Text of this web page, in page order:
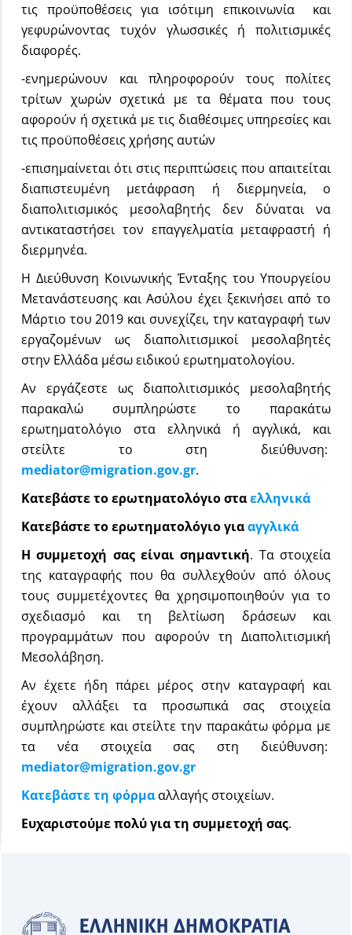
τις προϋποθέσεις για ισότιμη επικοινωνία και
γεφυρώνοντας τυχόν γλωσσικές ή πολιτισμικές
διαφορές.
-ενημερώνουν και πληροφορούν τους πολίτες
τρίτων χωρών σχετικά με τα θέματα που τους
αφορούν ή σχετικά με τις διαθέσιμες υπηρεσίες και
τις προϋποθέσεις χρήσης αυτών
-επισημαίνεται ότι στις περιπτώσεις που απαιτείται
διαπιστευμένη μετάφραση ή διερμηνεία, ο
διαπολιτισμικός μεσολαβητής δεν δύναται να
αντικαταστήσει τον επαγγελματία μεταφραστή ή
διερμηνέα.
Η Διεύθυνση Κοινωνικής Ένταξης του Υπουργείου
Μετανάστευσης και Ασύλου έχει ξεκινήσει από το
Μάρτιο του 2019 και συνεχίζει, την καταγραφή των
εργαζομένων ως διαπολιτισμικοί μεσολαβητές
στην Ελλάδα μέσω ειδικού ερωτηματολογίου.
Αν εργάζεστε ως διαπολιτισμικός μεσολαβητής
παρακαλώ συμπληρώστε το παρακάτω
ερωτηματολόγιο στα ελληνικά ή αγγλικά, και
στείλτε το στη διεύθυνση:
mediator@migration.gov.gr.
Κατεβάστε το ερωτηματολόγιο σταελληνικά
Κατεβάστε το ερωτηματολόγιο γιααγγλικά
H συμμετοχή σας είναι σημαντική. Τα στοιχεία
της καταγραφής που θα συλλεχθούν από όλους
τους συμμετέχοντες θα χρησιμοποιηθούν για το
σχεδιασμό και τη βελτίωση δράσεων και
προγραμμάτων που αφορούν τη Διαπολιτισμική
Μεσολάβηση.
Αν έχετε ήδη πάρει μέρος στην καταγραφή και
έχουν αλλάξει τα προσωπικά σας στοιχεία
συμπληρώστε και στείλτε την παρακάτω φόρμα με
τα νέα στοιχεία σας στη διεύθυνση:
mediator@migration.gov.gr
Κατεβάστε τη φόρμααλλαγής στοιχείων.
Ευχαριστούμε πολύ για τη συμμετοχή σας.